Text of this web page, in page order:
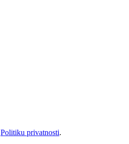
Politiku privatnosti.